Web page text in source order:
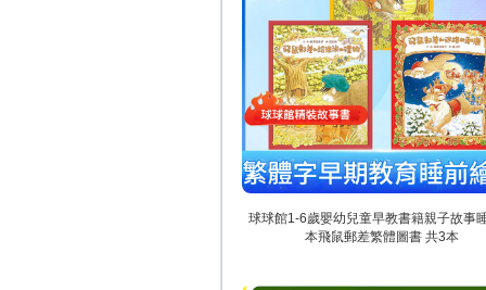
球球館1-6歲嬰幼兒童早教書籍親子故事
本飛鼠郵差繁體圖書 共3本